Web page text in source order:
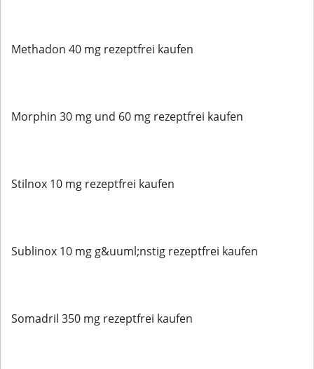
Methadon 40 mg rezeptfrei kaufen
Morphin 30 mg und 60 mg rezeptfrei kaufen
Stilnox 10 mg rezeptfrei kaufen
Sublinox 10 mg g&uuml;nstig rezeptfrei kaufen
Somadril 350 mg rezeptfrei kaufen